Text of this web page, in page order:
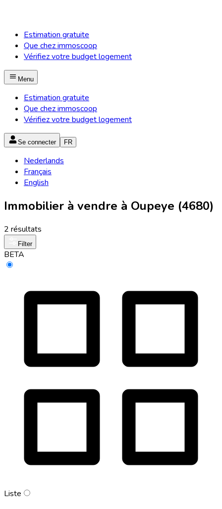
Estimation gratuite
Que chez immoscoop
Vérifiez votre budget logement
Menu
Estimation gratuite
Que chez immoscoop
Vérifiez votre budget logement
Se connecter FR
Nederlands
Français
English
Immobilier à vendre à Oupeye (4680)
2 résultats
Filter
BETA
Liste